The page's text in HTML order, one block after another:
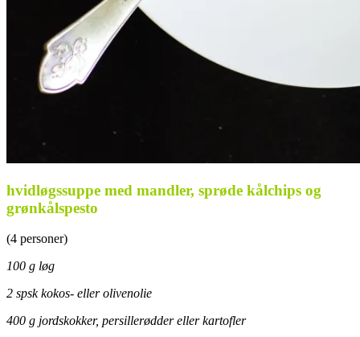
hvidløgssuppe med mandler, sprøde kålchips og
grønkålspesto
(4 personer)
100 g løg
2 spsk kokos- eller olivenolie
400 g jordskokker, persillerødder eller kartofler